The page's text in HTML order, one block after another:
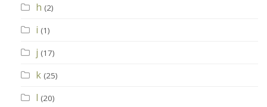
h (2)
i (1)
j (17)
k (25)
l (20)